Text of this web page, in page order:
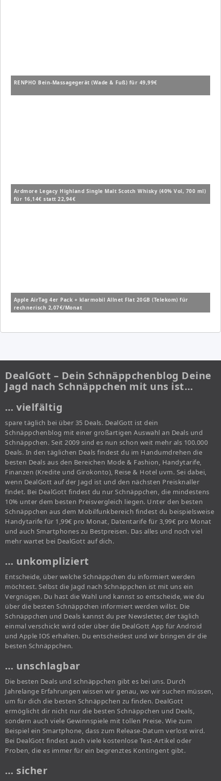
RENPHO Bein-Massagegerät (Wade & Fuß) für 49,99€
Ardmore Legacy Highland Single Malt Scotch Whisky (40% Vol, 700 ml)
für 16,14€ statt 22,94€
Apple AirTag 4er Pack + klarmobil Allnet Flat 20GB (Telekom) für
rechnerisch 2,07€/Monat
DealGott – Dein Schnäppchenblog Deine
Jagd nach Schnäppchen mit uns ist…
… vielfältig
spare täglich bei über 35 Deals. DealGott ist dein
Schnäppchenblog mit einer großartigen Auswahl an Deals und
Schnäppchen. Seit 2009 sind es nun schon weit mehr als 100.000
Deals. In den täglichen Deals findest du im Handumdrehen die
besten Deals aus den Bereichen Mode & Fashion, Handytarife,
Finanzen (Kredite und Girokonto), Reise & Hotel uvm. Sei dabei,
wenn DealGott auf der Jagd ist und den nächsten Preisknaller
findet. Bei DealGott findest du nur Schnäppchen, die mindestens
10% unter dem besten Preisvergleich liegen. Unter den besten
Schnäppchen aus dem Mobilfunkbereich findest du beispielsweise
Handytarife für 1,99€ pro Monat, Datentarife für 3,99€ pro Monat
und auch Smartphones zu Bestpreisen. Das alles und noch viel
mehr wartet bei DealGott auf dich.
… unkompliziert
Entscheide, über welche Schnäppchen du informiert werden
möchtest. Selbst die Jagd nach Schnäppchen ist mit uns ein
Vergnügen. Du hast die Wahl und kannst so entscheide, wie du
über die besten Schnäppchen informiert werden willst. Die
Schnäppchen und Deals kannst du per Newsletter, der täglich
einmal verschickt wird oder über die DealGott App für Android
und Apple IOS erhalten. Du entscheidest und wir bringen dir die
besten Schnäppchen.
… unschlagbar
Die besten Deals und schnäppchen gibt es bei uns. Durch
Jahrelange Erfahrungen wissen wir genau, wo wir suchen müssen,
um für dich die besten Schnäppchen zu finden. DealGott
ermöglicht dir nicht nur die besten Schnäppchen und Deals,
sondern auch viele Gewinnspiele mit tollen Preise. Wie zum
Beispiel ein Smartphone, dass zum Release-Datum verlost wird.
Bei DealGott findest auch viele kostenlose Test-Artikel oder
Proben, die es immer für ein begrenztes Kontingent gibt.
… sicher